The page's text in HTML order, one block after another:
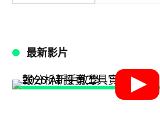
最新影片